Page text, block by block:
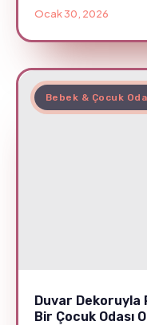
Ocak 30, 2026
Bebek & Çocuk
Duvar Dekoruyla
Bir Çocuk Odası